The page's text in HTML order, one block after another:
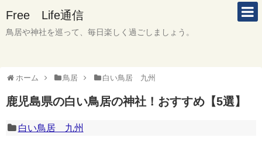
Free Life通信
鳥居や神社を巡って、毎日楽しく過ごしましょう。
ホーム 鳥居 白い鳥居 九州
鹿児島県の白い鳥居の神社！おすすめ【5選】
白い鳥居 九州